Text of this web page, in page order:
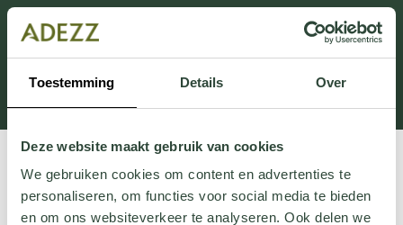
Toestemming Details Over
Deze website maakt gebruik van cookies
We gebruiken cookies om content en advertenties te
personaliseren, om functies voor social media te bieden
en om ons websiteverkeer te analyseren. Ook delen we
This section is currently under maintenance.
If you are missing information, you can call us at +31
413 745 423 or email us at